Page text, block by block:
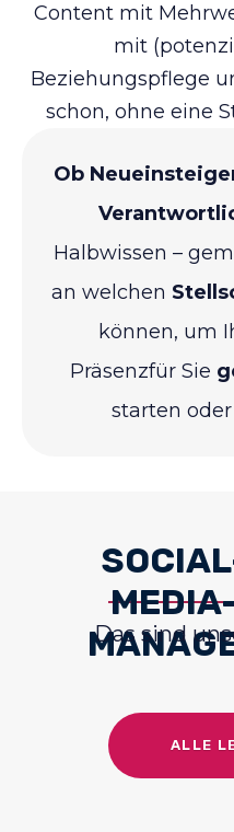
Content mit
mit
Beziehungspflege
schon, ohne eine
Ob
Halbwissen –
an welchen
können, um
Präsenzfür Sie
starten
Das sind
ALLE